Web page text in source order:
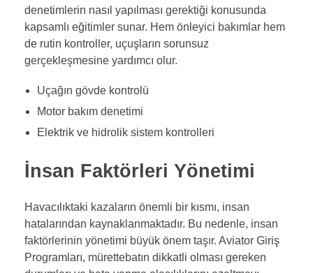
denetimlerin nasıl yapılması gerektiği konusunda
kapsamlı eğitimler sunar. Hem önleyici bakımlar hem
de rutin kontroller, uçuşların sorunsuz
gerçekleşmesine yardımcı olur.
Uçağın gövde kontrolü
Motor bakım denetimi
Elektrik ve hidrolik sistem kontrolleri
İnsan Faktörleri Yönetimi
Havacılıktaki kazaların önemli bir kısmı, insan
hatalarından kaynaklanmaktadır. Bu nedenle, insan
faktörlerinin yönetimi büyük önem taşır. Aviator Giriş
Programları, mürettebatın dikkatli olması gereken